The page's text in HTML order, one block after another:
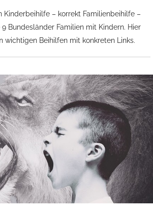
Kinderbeihilfe – korrekt Familienbeihilfe –
Bundesländer Familien mit Kindern. Hier
wichtigen Beihilfen mit konkreten Links.